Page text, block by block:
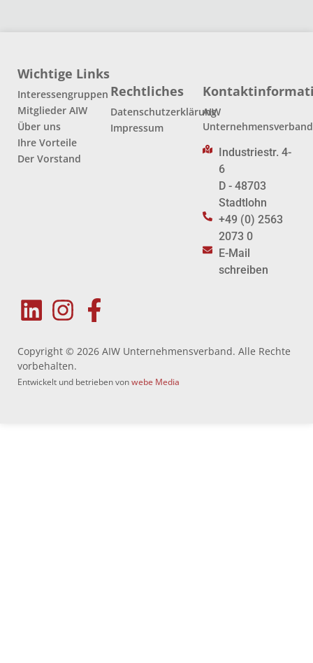
Wichtige Links
Interessengruppen
Mitglieder AIW
Über uns
Ihre Vorteile
Der Vorstand
Rechtliches
Datenschutzerklärung
Impressum
AIW
Unternehmensverband
Industriestr. 4-
6
D - 48703
Stadtlohn
+49 (0) 2563
2073 0
E-Mail
schreiben
Copyright © 2026 AIW Unternehmensverband. Alle Rechte
vorbehalten.
Entwickelt und betrieben vonwebe Media